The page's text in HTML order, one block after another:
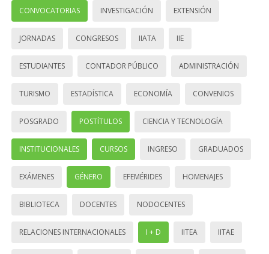
CONVOCATORIAS INVESTIGACIÓN EXTENSIÓN
JORNADAS CONGRESOS IIATA IIE
ESTUDIANTES CONTADOR PÚBLICO ADMINISTRACIÓN
TURISMO ESTADÍSTICA ECONOMÍA CONVENIOS
POSGRADO POSTÍTULOS CIENCIA Y TECNOLOGÍA
INSTITUCIONALES CURSOS INGRESO GRADUADOS
EXÁMENES GÉNERO EFEMÉRIDES HOMENAJES
BIBLIOTECA DOCENTES NODOCENTES
RELACIONES INTERNACIONALES I + D IITEA IITAE